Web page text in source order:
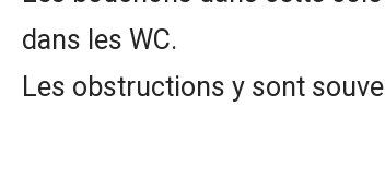
dans les WC.
Les obstructions y sont